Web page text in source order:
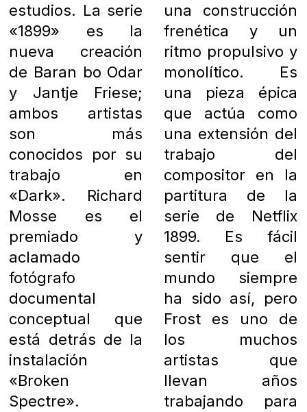
estudios. La serie
«1899» es la
nueva creación
de Baran bo Odar
y Jantje Friese;
ambos artistas
son más
conocidos por su
trabajo en
«Dark». Richard
Mosse es el
premiado y
aclamado
fotógrafo
documental
conceptual que
está detrás de la
instalación
«Broken
Spectre».
una construcción
frenética y un
ritmo propulsivo y
monolítico. Es
una pieza épica
que actúa como
una extensión del
trabajo del
compositor en la
partitura de la
serie de Netflix
1899. Es fácil
sentir que el
mundo siempre
ha sido así, pero
Frost es uno de
los muchos
artistas que
llevan años
trabajando para